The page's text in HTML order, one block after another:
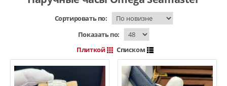
Сортировать по:
Показать по:
Плиткой
Списком